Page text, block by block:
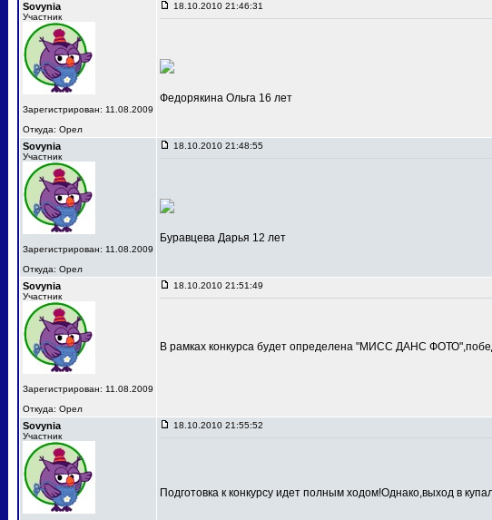
Sovynia
Участник
Зарегистрирован: 11.08.2009
Откуда: Орел
18.10.2010 21:46:31
Федорякина Ольга 16 лет
Sovynia
Участник
Зарегистрирован: 11.08.2009
Откуда: Орел
18.10.2010 21:48:55
Буравцева Дарья 12 лет
Sovynia
Участник
Зарегистрирован: 11.08.2009
Откуда: Орел
18.10.2010 21:51:49
В рамках конкурса будет определена "МИСС ДАНС
Sovynia
Участник
18.10.2010 21:55:52
Подготовка к конкурсу идет полным ходом!Однако,выход в